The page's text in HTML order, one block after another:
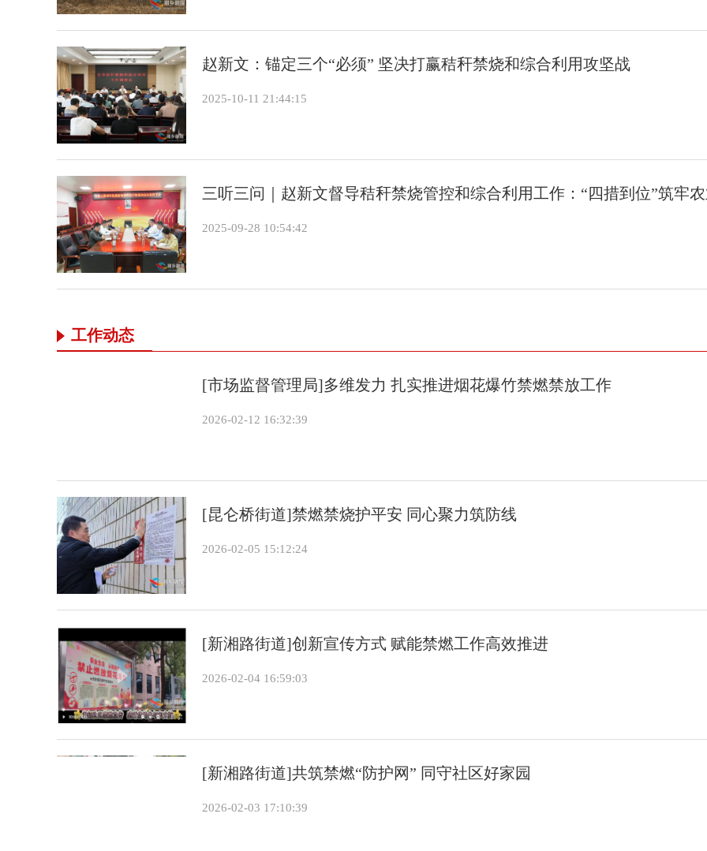
赵新文：锚定三个“必须” 坚决打赢秸秆禁烧和综合利用攻坚战
2025-10-11 21:44:15
三听三问｜赵新文督导秸秆禁烧管控和综合利用工作：“四措到位”筑牢
2025-09-28 10:54:42
工作动态
[市场监督管理局]多维发力 扎实推进烟花爆竹禁燃禁放工作
2026-02-12 16:32:39
[昆仑桥街道]禁燃禁烧护平安 同心聚力筑防线
2026-02-05 15:12:24
[新湘路街道]创新宣传方式 赋能禁燃工作高效推进
2026-02-04 16:59:03
[新湘路街道]共筑禁燃“防护网” 同守社区好家园
2026-02-03 17:10:39